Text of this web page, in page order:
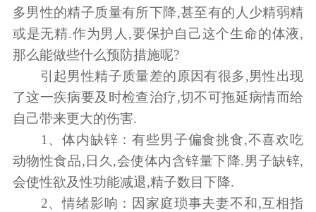
多男性的精子质量有所下降,甚至有的人少精弱精
或是无精.作为男人,要保护自己这个生命的体液,
那么能做些什么预防措施呢?
引起男性精子质量差的原因有很多,男性出现
了这一疾病要及时检查治疗,切不可拖延病情而给
自己带来更大的伤害.
1、体内缺锌：有些男子偏食挑食,不喜欢吃
动物性食品,日久,会使体内含锌量下降.男子缺锌,
会使性欲及性功能减退,精子数目下降.
2、情绪影响：因家庭琐事夫妻不和,互相指